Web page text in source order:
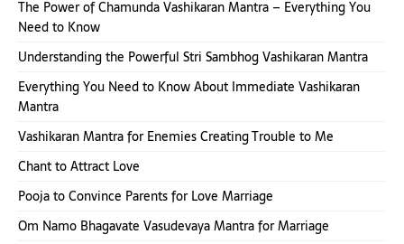
The Power of Chamunda Vashikaran Mantra – Everything You
Need to Know
Understanding the Powerful Stri Sambhog Vashikaran Mantra
Everything You Need to Know About Immediate Vashikaran
Mantra
Vashikaran Mantra for Enemies Creating Trouble to Me
Chant to Attract Love
Pooja to Convince Parents for Love Marriage
Om Namo Bhagavate Vasudevaya Mantra for Marriage